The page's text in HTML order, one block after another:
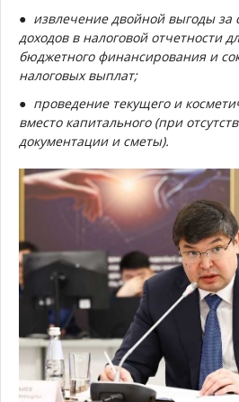
● извлечение двойной выгоды за
доходов в налоговой отчетности
бюджетного финансирования и
налоговых выплат;
● проведение текущего и
вместо капитального (при
документации и сметы).